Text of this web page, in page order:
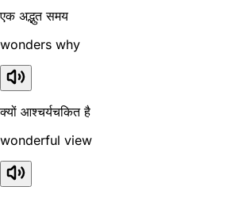
एक अद्भुत समय
wonders why
क्यों आश्चर्यचकित है
wonderful view